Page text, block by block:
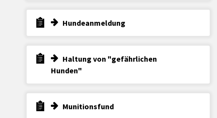
Hundeanmeldung
Haltung von "gefährlichen
Hunden"
Munitionsfund